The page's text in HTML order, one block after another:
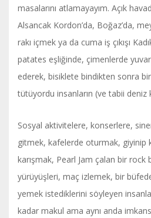
masalarını atlamayayım. Açık
Alsancak Kordon’da, Boğaz’da,
rakı içmek ya da cuma iş çıkışı
patates eşliğinde, çimenlerde
ederek, bisiklete bindikten sonra
tütüyordu insanların (ve tabii deniz
Sosyal aktivitelere, konserlere,
gitmek, kafelerde oturmak, giyinip
karışmak, Pearl Jam çalan bir
yürüyüşleri, maç izlemek, bir
yemek istediklerini söyleyen
kadar makul ama aynı anda